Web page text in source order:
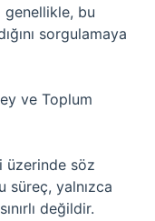
genellikle, bu
sorgulamaya
ve Toplum
üzerinde söz
süreç, yalnızca
değildir.